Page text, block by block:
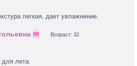
легкая, дает увлажнение.
Возраст: 32
для лета.